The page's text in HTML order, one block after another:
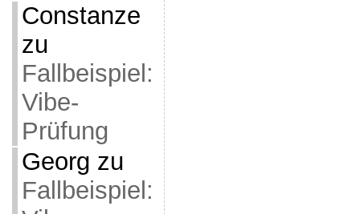
Constanze
zu
Fallbeispiel:
Vibe-
Prüfung
Georg zu
Fallbeispiel: